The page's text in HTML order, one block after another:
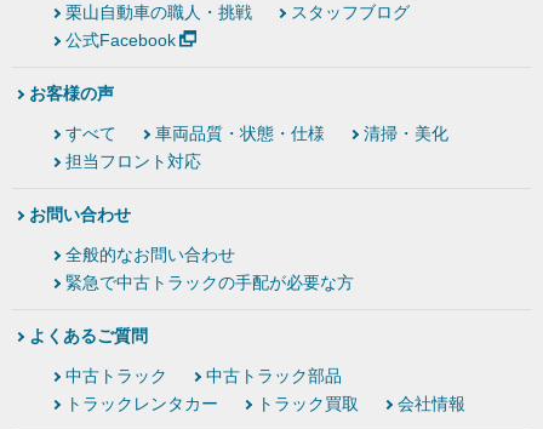
栗山自動車の職人・挑戦
スタッフブログ
公式Facebook
お客様の声
すべて 車両品質・状態・仕様
清掃・美化
担当フロント対応
お問い合わせ
全般的なお問い合わせ
緊急で中古トラックの手配が必要な方
よくあるご質問
中古トラック
中古トラック部品
トラックレンタカー
トラック買取 会社情報